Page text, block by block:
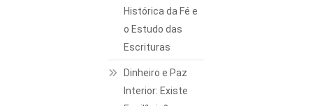
Histórica da Fé e
o Estudo das
Escrituras
Dinheiro e Paz
Interior: Existe